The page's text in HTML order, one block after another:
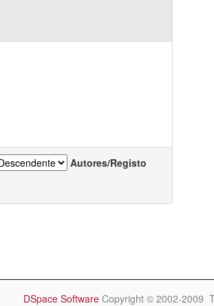
Autores/Registo
DSpace Software Copyright © 2002-2009